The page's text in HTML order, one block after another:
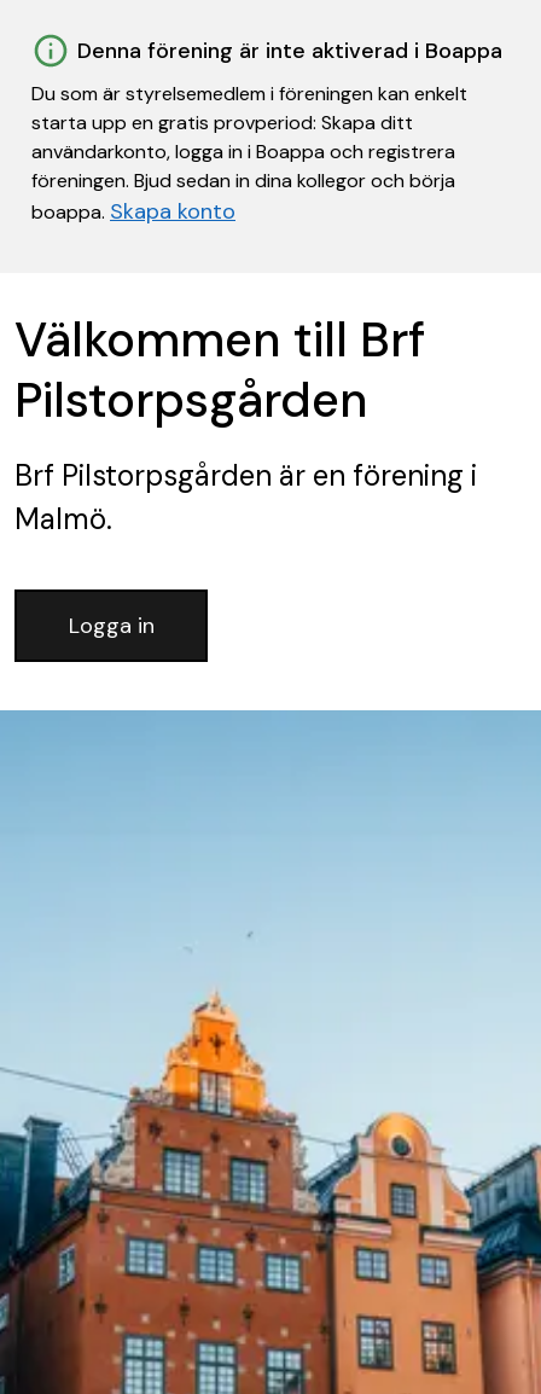
Denna förening är inte aktiverad i Boappa
Du som är styrelsemedlem i föreningen kan enkelt
starta upp en gratis provperiod: Skapa ditt
användarkonto, logga in i Boappa och registrera
föreningen. Bjud sedan in dina kollegor och börja
boappa. Skapa konto
Välkommen till Brf
Pilstorpsgården
Brf Pilstorpsgården är en förening i
Malmö.
Logga in